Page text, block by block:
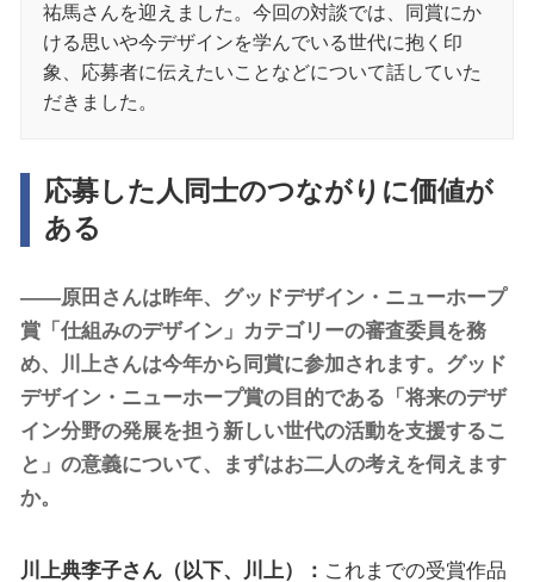
祐馬さんを迎えました。今回の対談では、同賞にか
ける思いや今デザインを学んでいる世代に抱く印
象、応募者に伝えたいことなどについて話していた
だきました。
応募した人同士のつながりに価値が
ある
――原田さんは昨年、グッドデザイン・ニューホープ
賞「仕組みのデザイン」カテゴリーの審査委員を務
め、川上さんは今年から同賞に参加されます。グッド
デザイン・ニューホープ賞の目的である「将来のデザ
イン分野の発展を担う新しい世代の活動を支援するこ
と」の意義について、まずはお二人の考えを伺えます
か。
川上典李子さん（以下、川上）： これまでの受賞作品